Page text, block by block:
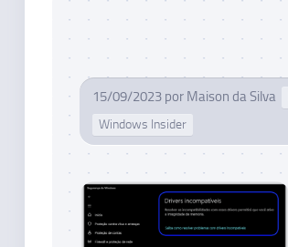
15/09/2023 por Maison da Silva
Windows Insider